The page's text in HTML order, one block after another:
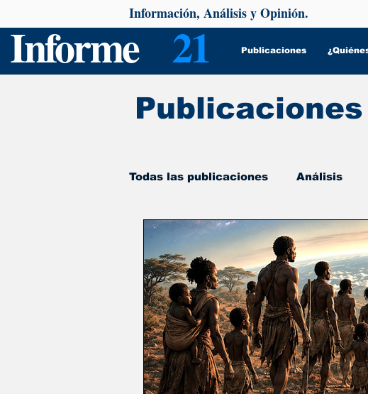
Informe 21 Publicaciones
Información, Análisis y Opinión.
Todas las publicaciones Análisis
De interés Psicología y Salud
Publicaciones